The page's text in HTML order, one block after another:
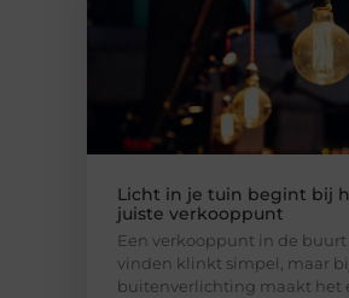
Licht in je tuin begint bij
juiste verkooppunt
Een verkooppunt in de buurt
vinden klinkt simpel, maar
buitenverlichting maakt het